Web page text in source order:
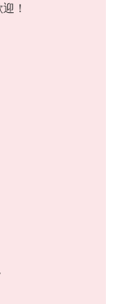
ています。
能です。
！